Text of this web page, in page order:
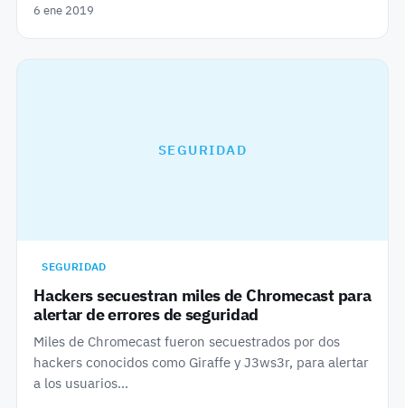
6 ene 2019
SEGURIDAD
SEGURIDAD
Hackers secuestran miles de Chromecast para
alertar de errores de seguridad
Miles de Chromecast fueron secuestrados por dos
hackers conocidos como Giraffe y J3ws3r, para alertar
a los usuarios…